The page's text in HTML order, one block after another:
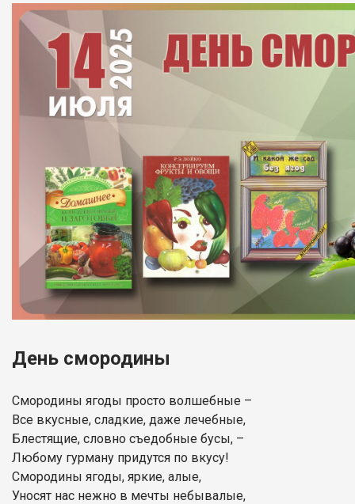
День смородины
Смородины ягоды просто волшебные –
Все вкусные, сладкие, даже лечебные,
Блестящие, словно съедобные бусы, –
Любому гурману придутся по вкусу!
Смородины ягоды, яркие, алые,
Уносят нас нежно в мечты небывалые,